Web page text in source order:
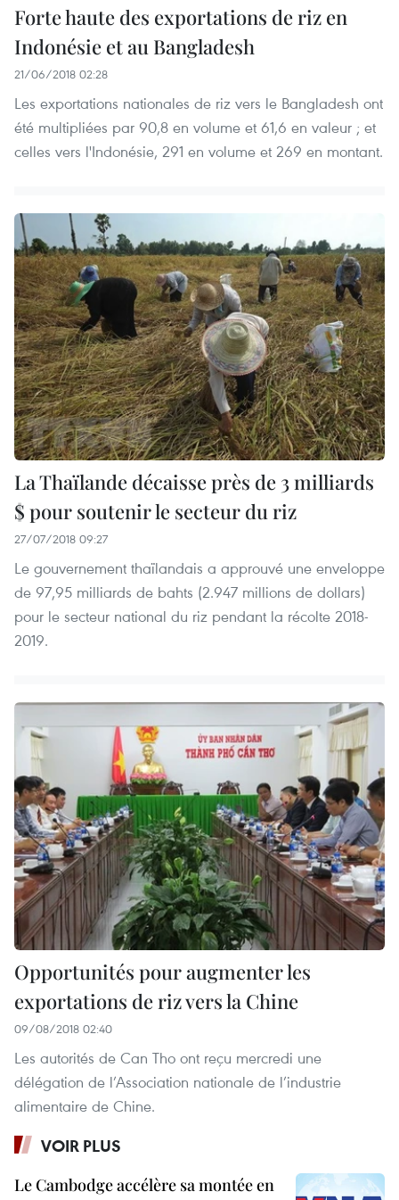
Forte haute des exportations de riz en
Indonésie et au Bangladesh
21/06/2018 02:28
Les exportations nationales de riz vers le Bangladesh ont
été multipliées par 90,8 en volume et 61,6 en valeur ; et
celles vers l'Indonésie, 291 en volume et 269 en montant.
La Thaïlande décaisse près de 3 milliards
$ pour soutenir le secteur du riz
27/07/2018 09:27
Le gouvernement thaïlandais a approuvé une enveloppe
de 97,95 milliards de bahts (2.947 millions de dollars)
pour le secteur national du riz pendant la récolte 2018-
2019.
Opportunités pour augmenter les
exportations de riz vers la Chine
09/08/2018 02:40
Les autorités de Can Tho ont reçu mercredi une
délégation de l’Association nationale de l’industrie
alimentaire de Chine.
VOIR PLUS
Le Cambodge accélère sa montée en